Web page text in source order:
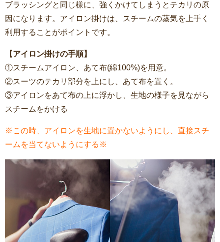
ブラッシングと同じ様に、強くかけてしまうとテカリの原
因になります。アイロン掛けは、スチームの蒸気を上手く
利用することがポイントです。
【アイロン掛けの手順】
①スチームアイロン、あて布(綿100%)を用意。
②スーツのテカリ部分を上にし、あて布を置く。
③アイロンをあて布の上に浮かし、生地の様子を見ながら
スチームをかける
※この時、アイロンを生地に置かないようにし、直接スチ
ームを当てないようにする※